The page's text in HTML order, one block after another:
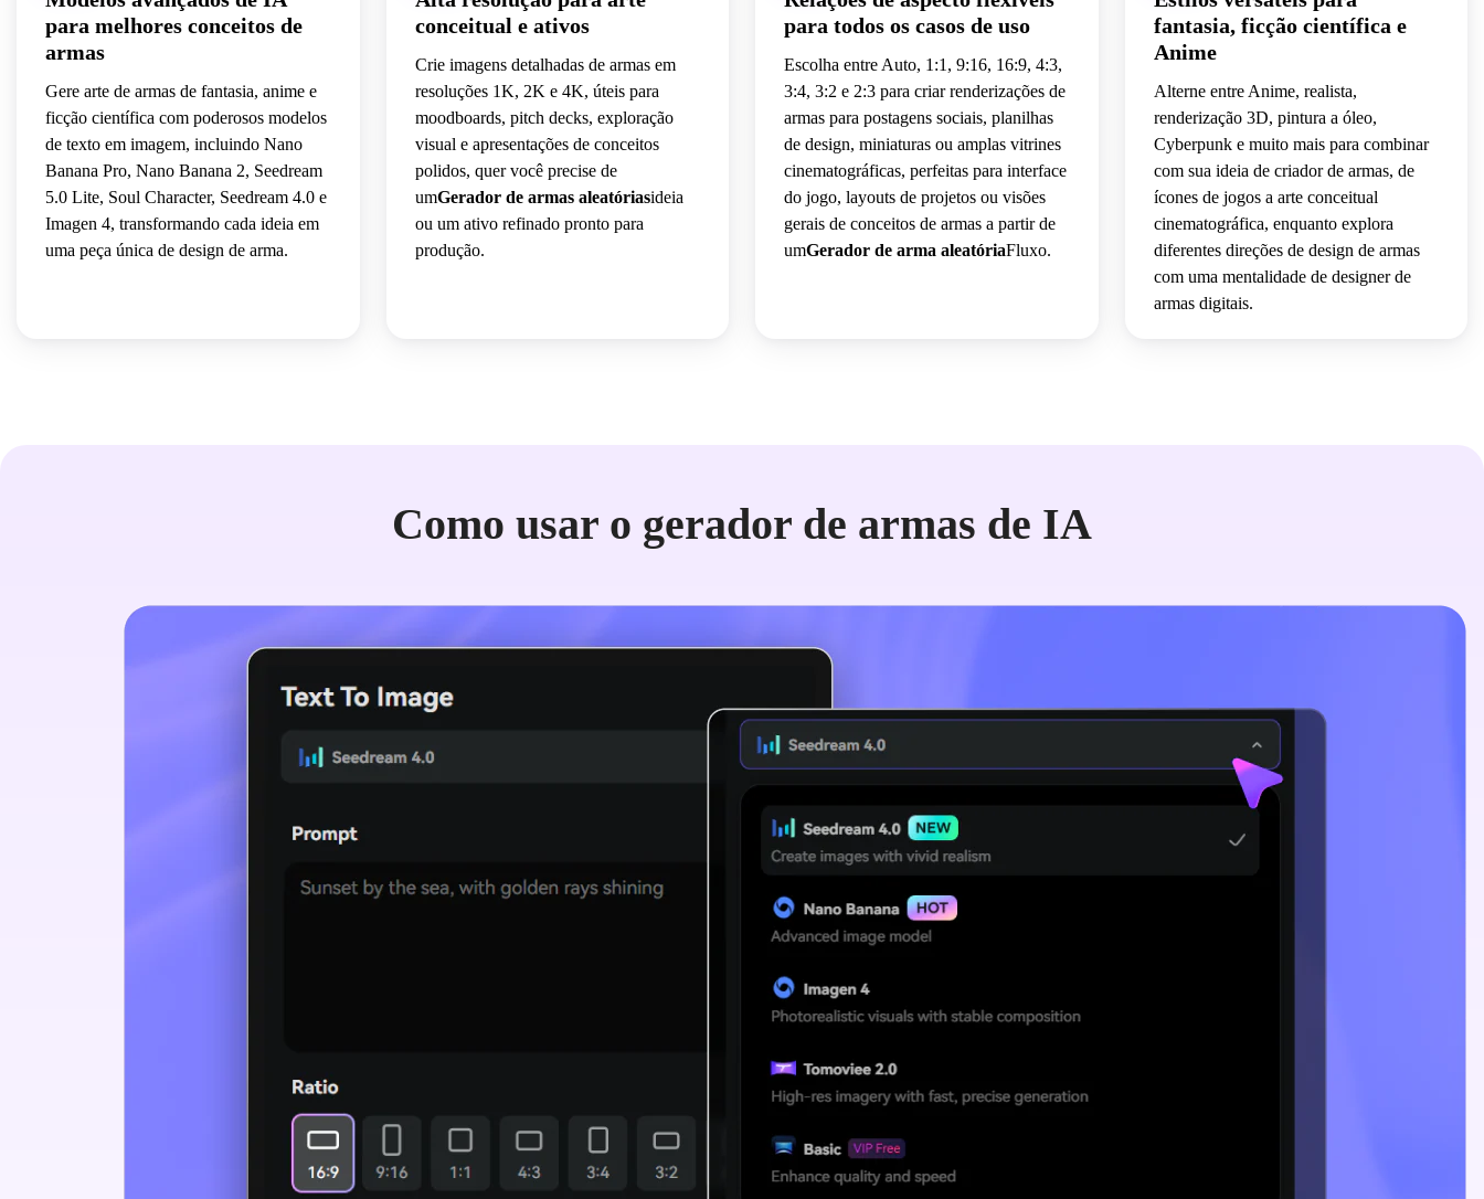
para melhores conceitos de
armas
Gere arte de armas de fantasia, anime e
ficção científica com poderosos modelos
de texto em imagem, incluindo Nano
Banana Pro, Nano Banana 2, Seedream
5.0 Lite, Soul Character, Seedream 4.0 e
Imagen 4, transformando cada ideia em
uma peça única de design de arma.
conceitual e ativos
Crie imagens detalhadas de armas em
resoluções 1K, 2K e 4K, úteis para
moodboards, pitch decks, exploração
visual e apresentações de conceitos
polidos, quer você precise de
umGerador de armas aleatóriasideia
ou um ativo refinado pronto para
produção.
para todos os casos de uso
Escolha entre Auto, 1:1, 9:16, 16:9, 4:3,
3:4, 3:2 e 2:3 para criar renderizações de
armas para postagens sociais, planilhas
de design, miniaturas ou amplas vitrines
cinematográficas, perfeitas para interface
do jogo, layouts de projetos ou visões
gerais de conceitos de armas a partir de
umGerador de arma aleatóriaFluxo.
fantasia, ficção científica e
Anime
Alterne entre Anime, realista,
renderização 3D, pintura a óleo,
Cyberpunk e muito mais para combinar
com sua ideia de criador de armas, de
ícones de jogos a arte conceitual
cinematográfica, enquanto explora
diferentes direções de design de armas
com uma mentalidade de designer de
armas digitais.
Como usar o gerador de armas de IA